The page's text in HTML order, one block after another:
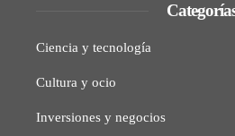
Ciencia y tecnología
Cultura y ocio
Inversiones y negocios